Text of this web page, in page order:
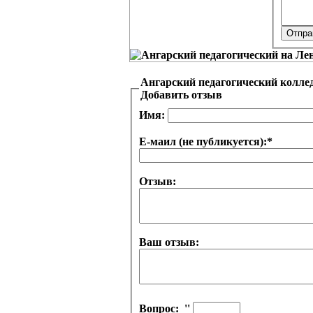
Ангарский педагогический
Добавить отзыв
Имя:
Е-маил (не публикуется):*
Отзыв:
Ваш отзыв:
Вопрос: ''